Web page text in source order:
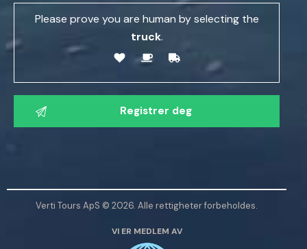
Please prove you are human by selecting the
truck.
V
n
Verti Tours ApS © 2026. Alle rettigheter forbeholdes.
VI ER MEDLEM AV